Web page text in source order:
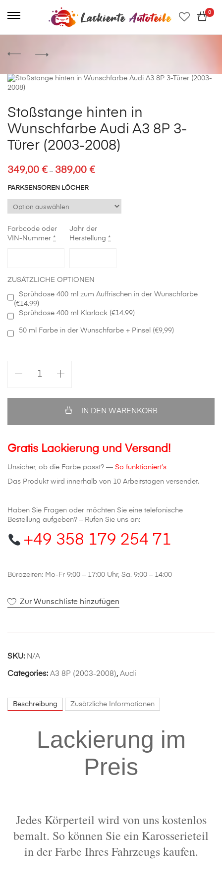
0
Stoßstange hinten in
Wunschfarbe Audi A3 8P 3-
Türer (2003-2008)
349,00 € – 389,00 €Preisspanne:
PARKSENSOREN LÖCHER
Farbcode oder
VIN-Nummer *
Jahr der
Herstellung *
ZUSÄTZLICHE OPTIONEN
Sprühdose 400 ml zum Auffrischen in der Wunschfarbe
(€14.99)
Sprühdose 400 ml Klarlack (€14.99)
50 ml Farbe in der Wunschfarbe + Pinsel (€9,99)
hinten
(2003-
Menge
IN DEN WARENKORB
Gratis Lackierung und Versand!
Unsicher, ob die Farbe passt? — So funktioniert’s
Das Produkt wird innerhalb von 10 Arbeitstagen versendet.
Haben Sie Fragen oder möchten Sie eine telefonische
Bestellung aufgeben? – Rufen Sie uns an:
+49 358 179 254 71
Bürozeiten: Mo-Fr 9:00 – 17:00 Uhr, Sa. 9:00 – 14:00
Zur Wunschliste hinzufügen
SKU: N/A
Categories: A3 8P (2003-2008), Audi
Beschreibung Zusätzliche Informationen
Lackierung im
Preis
Jedes Körperteil wird von uns kostenlos
bemalt. So können Sie ein Karosserieteil
in der Farbe Ihres Fahrzeugs kaufen.